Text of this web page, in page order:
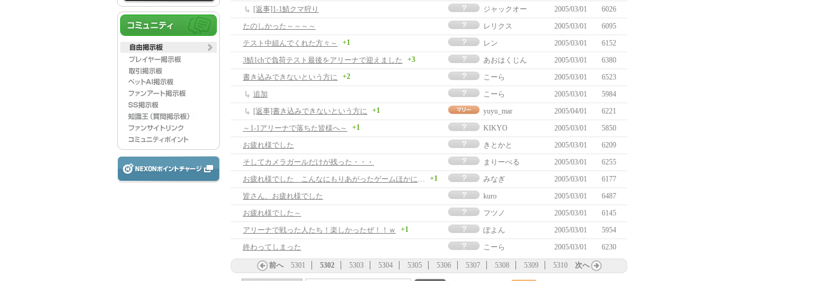
[返事]1-1鯖クマ狩り
ジャックオー 2005/03/01
6026
たのしかった～～～～
レリクス 2005/03/01
6095
テスト中組んでくれた方々～
+1 レン 2005/03/01
6152
3鯖1chで負荷テスト最後をアリーナで迎えました
+3 あおはくじん 2005/03/01
6380
書き込みできないという方に
+2 こーら 2005/03/01
6523
追加
こーら 2005/03/01
5984
[返事]書き込みできないという方に
+1 yuyu_mar 2005/04/01
6221
～1-1アリーナで落ちた皆様へ～
+1 KIKYO 2005/03/01
5850
お疲れ様でした
きとかと 2005/03/01
6209
そしてカメラガールだけが残った・・・
まりーべる 2005/03/01
6255
お疲れ様でした こんなにもりあがったゲームほかにないかも♪
+1 みなぎ 2005/03/01
6177
皆さん、お疲れ様でした
kuro 2005/03/01
6487
お疲れ様でした～
フツノ 2005/03/01
6145
アリーナで戦った人たち！楽しかったぜ！！ｗ
+1 ぽよん 2005/03/01
5954
終わってしまった
こーら 2005/03/01 6230
前へ 5301 5302 5303 5304 5305 5306 5307 5308 5309 5310 次へ